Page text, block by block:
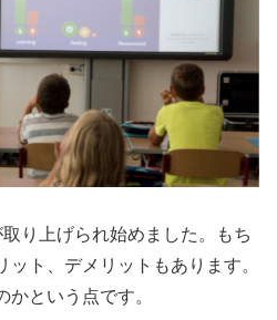
り上げられ始めました。もち
ト、デメリットもあります。
かという点です。